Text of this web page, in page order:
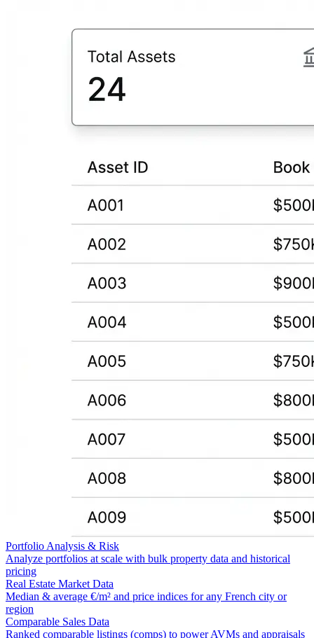
Portfolio Analysis & Risk
Analyze portfolios at scale with bulk property data and historical
pricing
Real Estate Market Data
Median & average €/m² and price indices for any French city or
region
Comparable Sales Data
Ranked comparable listings (comps) to power AVMs and appraisals